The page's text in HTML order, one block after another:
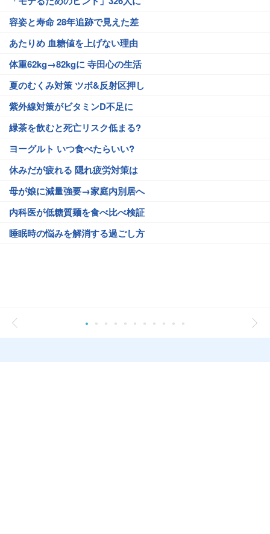
容姿と寿命 28年追跡で見えた差
あたりめ 血糖値を上げない理由
体重62kg→82kgに 寺田心の生活
夏のむくみ対策 ツボ&反射区押し
紫外線対策がビタミンD不足に
緑茶を飲むと死亡リスク低まる?
ヨーグルト いつ食べたらいい?
休みだが疲れる 隠れ疲労対策は
母が娘に減量強要→家庭内別居へ
内科医が低糖質麺を食べ比べ検証
睡眠時の悩みを解消する過ごし方